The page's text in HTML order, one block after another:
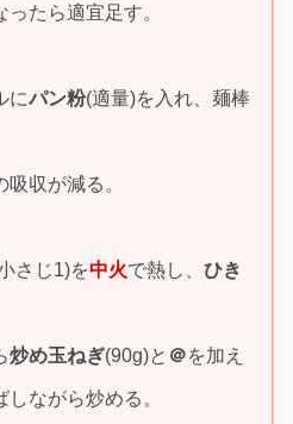
ったら適宜足す。
にパン粉(適量)を入れ、麺棒
収が減る。
さじ1)を中火で熱し、 ひき
炒め玉ねぎ(90g)と ＠を加え
しながら炒める。